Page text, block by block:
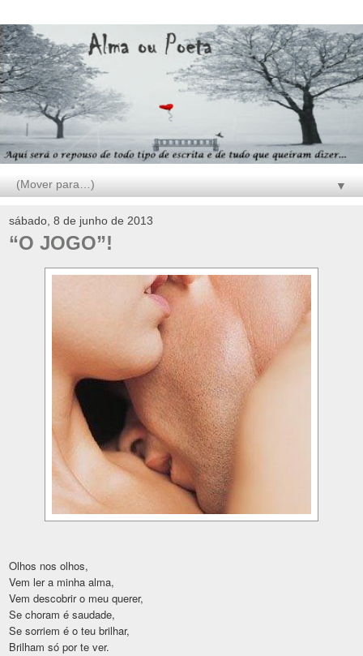
▼
sábado, 8 de junho de 2013
“O JOGO”!
Olhos nos olhos,
Vem ler a minha alma,
Vem descobrir o meu querer,
Se choram é saudade,
Se sorriem é o teu brilhar,
Brilham só por te ver.